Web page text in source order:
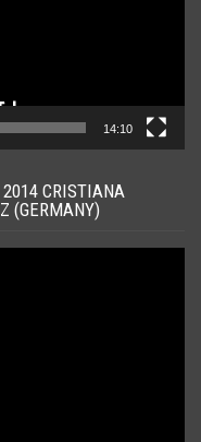
14:10
CRISTIANA
(GERMANY)